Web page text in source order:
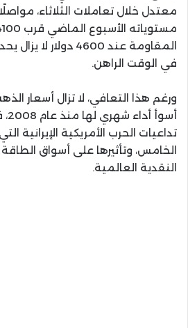
معتدل خلال تعاملات الثلاثاء،
المقاومة عند 4600
في الوقت الراهن.
ورغم هذا التعافي، لا تزال أسعار
تداعيات الحرب الأمريكية الإيرانية
الخامس، وتأثيرها على أسواق
النقدية العالمية.